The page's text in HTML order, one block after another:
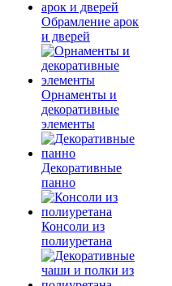
Обрамление арок
и дверей
Орнаменты и
декоративные
элементы
Декоративные
панно
Консоли из
полиуретана